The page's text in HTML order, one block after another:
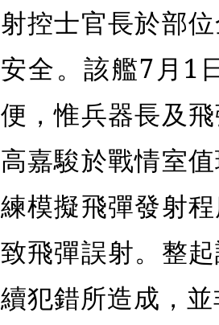
射控士官長於部
安全。該艦7月1
便，惟兵器長及
高嘉駿於戰情室
練模擬飛彈發射
致飛彈誤射。整
續犯錯所造成，